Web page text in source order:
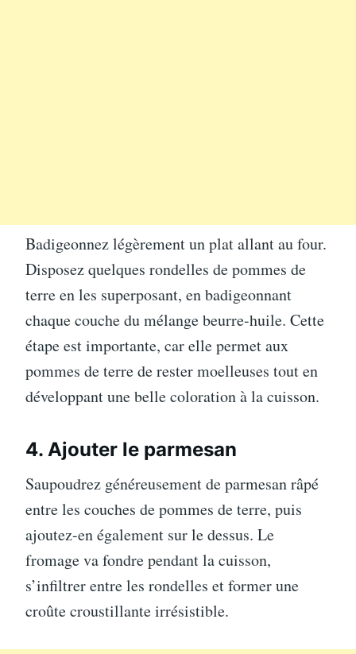
Badigeonnez légèrement un plat allant au four.
Disposez quelques rondelles de pommes de
terre en les superposant, en badigeonnant
chaque couche du mélange beurre-huile. Cette
étape est importante, car elle permet aux
pommes de terre de rester moelleuses tout en
développant une belle coloration à la cuisson.
4. Ajouter le parmesan
Saupoudrez généreusement de parmesan râpé
entre les couches de pommes de terre, puis
ajoutez-en également sur le dessus. Le
fromage va fondre pendant la cuisson,
s’infiltrer entre les rondelles et former une
croûte croustillante irrésistible.